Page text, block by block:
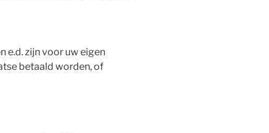
e.d. zijn voor uw eigen
betaald worden, of